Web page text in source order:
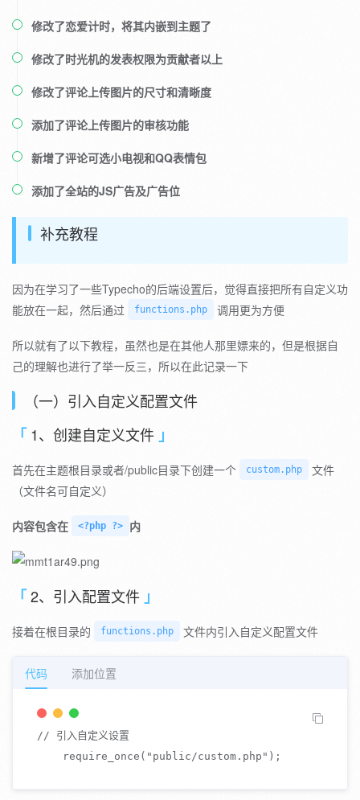
修改了恋爱计时，将其内嵌到主题了
修改了时光机的发表权限为贡献者以上
修改了评论上传图片的尺寸和清晰度
添加了评论上传图片的审核功能
新增了评论可选小电视和QQ表情包
添加了全站的JS广告及广告位
补充教程
因为在学习了一些Typecho的后端设置后，觉得直接把所有自定义功
能放在一起，然后通过
functions.php 调用更为方便
所以就有了以下教程，虽然也是在其他人那里嫖来的，但是根据自
己的理解也进行了举一反三，所以在此记录一下
（一）引入自定义配置文件
1、创建自定义文件
首先在主题根目录或者/public目录下创建一个 custom.php
文件
（文件名可自定义）
内容包含在 <?php ?> 内
2、引入配置文件
接着在根目录的 functions.php 文件内引入自定义配置文件
代码 添加位置
// 引入自定义设置
require_once ( "public/custom.php" ) ;